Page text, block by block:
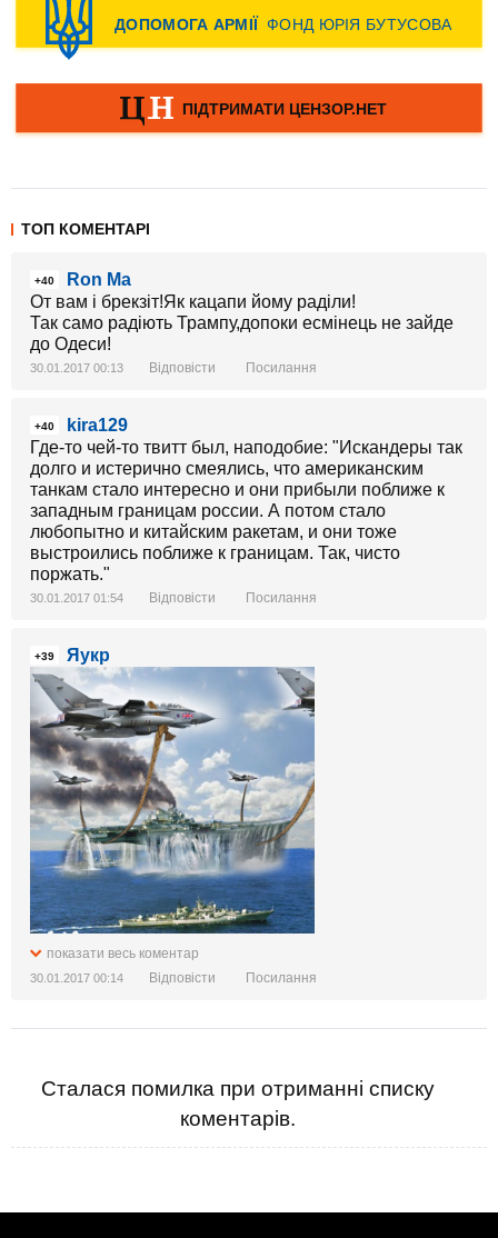
ТОП КОМЕНТАРІ
+40
Ron Ma
От вам і брекзіт!Як кацапи йому раділи!
Так само радіють Трампу,допоки есмінець не зайде
до Одеси!
30.01.2017 00:13 Відповісти Посилання
+40
kira129
Где-то чей-то твитт был, наподобие: "Искандеры так
долго и истерично смеялись, что американским
танкам стало интересно и они прибыли поближе к
западным границам россии. А потом стало
любопытно и китайским ракетам, и они тоже
выстроились поближе к границам. Так, чисто
поржать."
30.01.2017 01:54 Відповісти Посилання
+39 Яукр
показати весь коментар
30.01.2017 00:14 Відповісти Посилання
Сталася помилка при отриманні списку
коментарів.